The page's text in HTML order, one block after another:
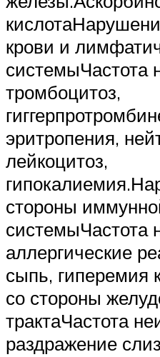
крови и
системыЧастота
тромбоцитоз,
эритропения,
лейкоцитоз,
стороны
системыЧастота
аллергические
сыпь, гиперемия
со стороны
трактаЧастота
раздражение